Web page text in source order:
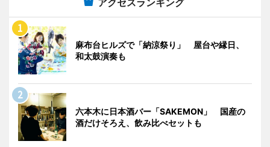
麻布台ヒルズで「納涼祭り」 屋台や縁日、
和太鼓演奏も
六本木に日本酒バー「SAKEMON」 国産の
酒だけそろえ、飲み比べセットも